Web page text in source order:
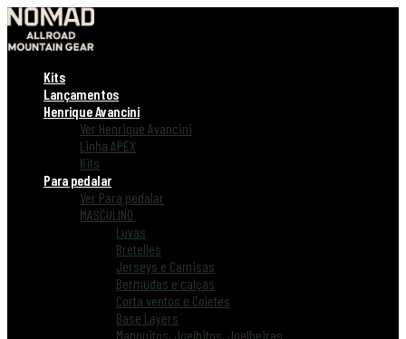
Kits
Lançamentos
Henrique Avancini
Ver Henrique Avancini
Linha APEX
Kits
Para pedalar
Ver Para pedalar
MASCULINO
Luvas
Bretelles
Jerseys e Camisas
Bermudas e calças
Corta ventos e Coletes
Base Layers
Manguitos, Joelhitos, Joelheiras